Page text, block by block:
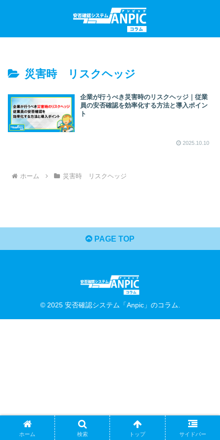
災害時 リスクヘッジ
企業が行うべき災害時のリスクヘッジ｜従業
員の安否確認を効率化する方法と導入ポイン
ト
2025.10.10
ホーム 災害時 リスクヘッジ
PAGE TOP
© 2025 安否確認システム「Anpic」のコラム.
ホーム 検索 トップ サイドバー